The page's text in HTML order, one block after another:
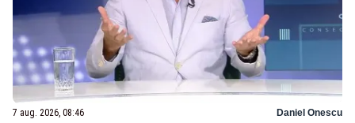
7 aug. 2026, 08:46 Daniel Onescu